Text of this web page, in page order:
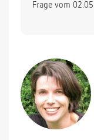
habe ich an Tag
Meine HCG
schon zwei
Bin irgendwie
der Zyklus
weil wir es
Frage vom